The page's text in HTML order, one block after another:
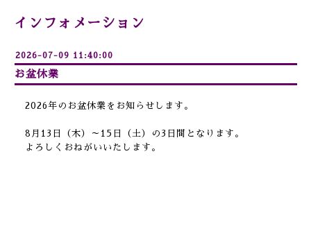
インフォメーション
2026-07-09 11:40:00
お盆休業
2026年のお盆休業をお知らせします。
8月13日（木）～15日（土）の3日間となります。
よろしくおねがいいたします。